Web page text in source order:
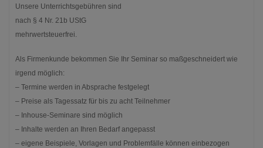
Unsere Unterrichtsgebühren sind
nach § 4 Nr. 21b UStG
mehrwertsteuerfrei.
Als Firmenkunde bekommen Sie Ihr Seminar so maßgeschneidert wie
irgend möglich:
– Termine werden in Absprache festgelegt
– Preise als Tagessatz für bis zu acht Teilnehmer
– Inhouse-Seminare sind möglich
– Inhalte werden an Ihren Bedarf angepasst
– eigene Beispiele, Vorlagen und Problemfälle können einbezogen